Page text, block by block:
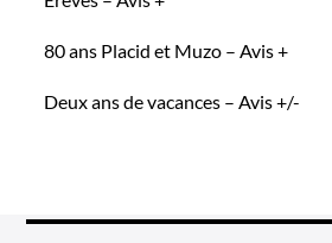
80 ans Placid et Muzo – Avis +
Deux ans de vacances – Avis +/-